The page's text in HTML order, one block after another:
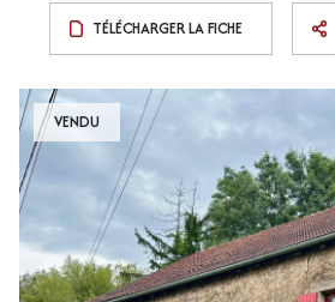
TÉLÉCHARGER LA FICHE
VENDU